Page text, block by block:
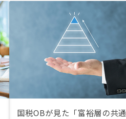
国税OBが見た「富裕層の共通